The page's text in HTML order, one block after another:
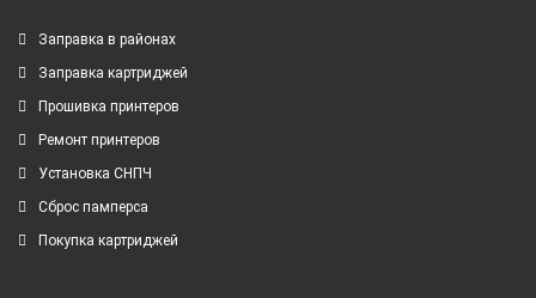
Заправка в районах
Заправка картриджей
Прошивка принтеров
Ремонт принтеров
Установка СНПЧ
Сброс памперса
Покупка картриджей